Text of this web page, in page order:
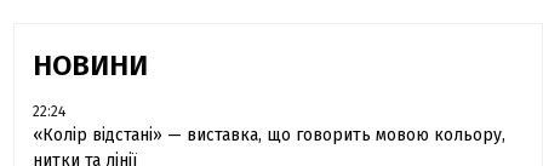
НОВИНИ
22:24
«Колір відстані» — виставка, що говорить мовою кольору,
нитки та лінії